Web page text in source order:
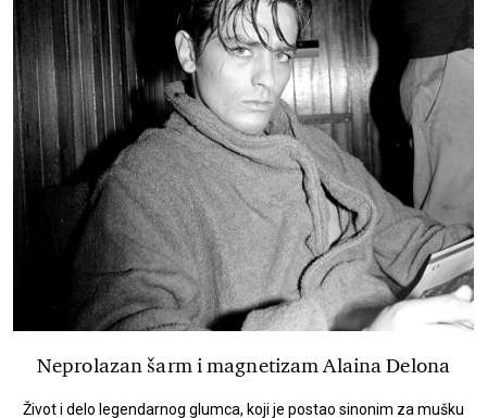
Neprolazan šarm i magnetizam Alaina Delona
Život i delo legendarnog glumca, koji je postao sinonim za mušku